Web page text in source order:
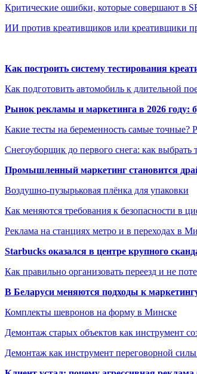
Критические ошибки, которые совершают в
ИИ против креативщиков или креативщики
Как построить систему тестирования
Как подготовить автомобиль к длительной
Рынок рекламы и маркетинга в 2026 году:
Какие тесты на беременность самые точные?
Снегоуборщик до первого снега: как выбрать
Промышленный маркетинг становится
Воздушно-пузырьковая плёнка для упаковки
Как меняются требования к безопасности в
Реклама на станциях метро и в переходах в
Starbucks оказался в центре крупного
Как правильно организовать переезд и не
В Беларуси меняются подходы к
Комплекты шевронов на форму в Минске
Демонтаж старых объектов как инструмент
Демонтаж как инструмент переговорной